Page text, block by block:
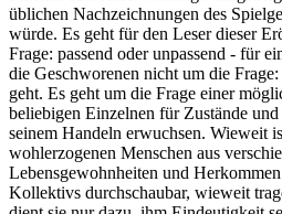
üblichen Nachzeichnungen des
würde. Es geht für den Leser dieser
Frage: passend oder unpassend - für
die Geschworenen nicht um die
geht. Es geht um die Frage einer
beliebigen Einzelnen für Zustände
seinem Handeln erwuchsen. Wieweit
wohlerzogenen Menschen aus
Lebensgewohnheiten und
Kollektivs durchschaubar, wieweit